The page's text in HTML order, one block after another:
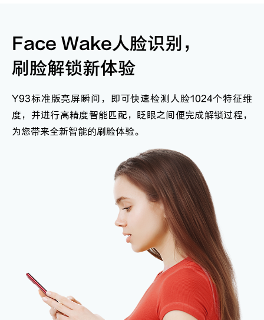
Face Wake人脸识别，
刷脸解锁新体验
Y93标准版亮屏瞬间，即可快速检测人脸1024个特征维
度，并进行高精度智能匹配，眨眼之间便完成解锁过程，
为您带来全新智能的刷脸体验。